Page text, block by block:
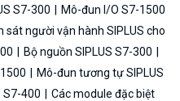
S7-300
Mô-đun I/O S7-1500
sát người vận hành SIPLUS cho
Bộ nguồn SIPLUS S7-300
Mô-đun tương tự SIPLUS
S7-400
Các module đặc biệt